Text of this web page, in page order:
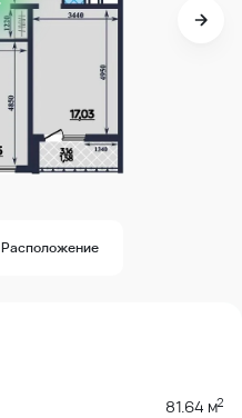
Расположение
81.64 м2